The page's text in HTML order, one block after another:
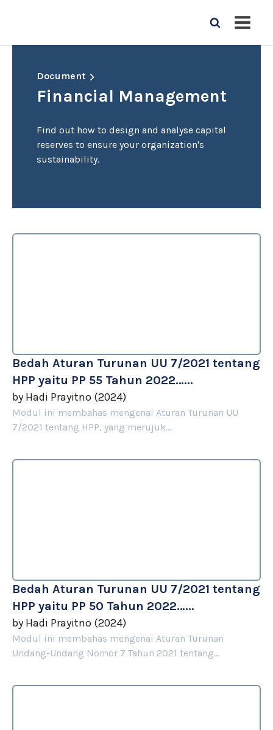
Document
Financial Management
Find out how to design and analyse capital
reserves to ensure your organization's
sustainability.
Bedah Aturan Turunan UU 7/2021 tentang
HPP yaitu PP 55 Tahun 2022…...
by Hadi Prayitno (2024)
Modul ini membahas mengenai Aturan Turunan UU
7/2021 tentang HPP, yang merujuk...
Bedah Aturan Turunan UU 7/2021 tentang
HPP yaitu PP 50 Tahun 2022…...
by Hadi Prayitno (2024)
Modul ini membahas mengenai Aturan Turunan
Undang-Undang Nomor 7 Tahun 2021 tentang...